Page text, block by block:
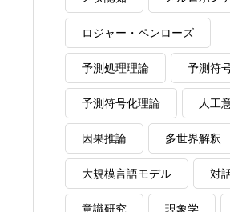
ロジャー・ペンローズ
予測処理理論 予測符
予測符号化理論 人工
因果推論 多世界解釈
大規模言語モデル 対
意識研究 現象学